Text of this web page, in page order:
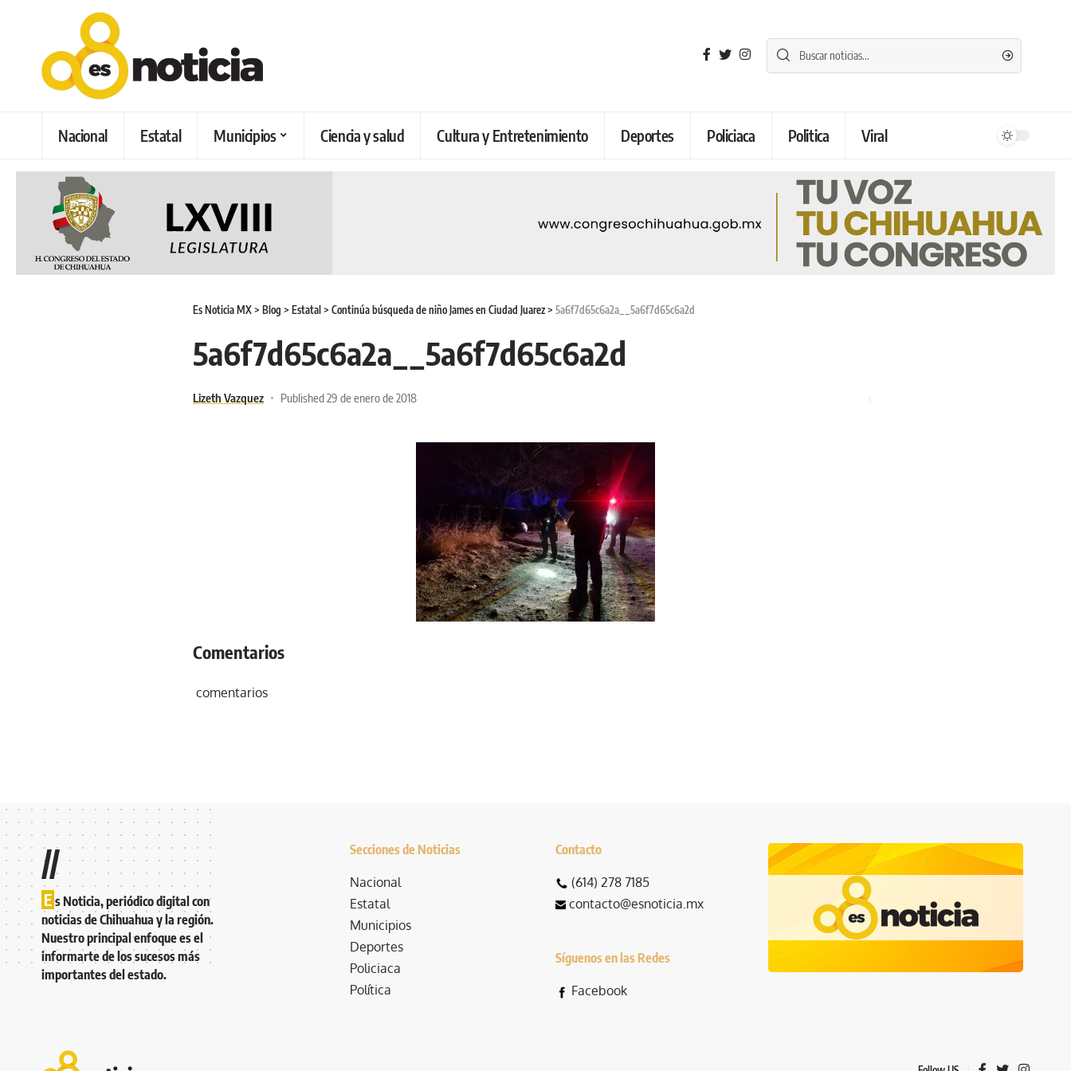
Nacional Estatal Municipios Ciencia y salud Cultura y Entretenimiento Deportes Policiaca Politica Viral
Es Noticia MX> Blog > Estatal > Continúa búsqueda de niño James en Ciudad Juarez> 5a6f7d65c6a2a__5a6f7d65c6a2d
5a6f7d65c6a2a__5a6f7d65c6a2d
Lizeth Vazquez Published 29 de enero de 2018
Comentarios
comentarios
//
E s Noticia, periódico digital con
noticias de Chihuahua y la región.
Nuestro principal enfoque es el
informarte de los sucesos más
importantes del estado.
Secciones de Noticias
Nacional
Estatal
Municipios
Deportes
Policiaca
Política
Contacto
(614) 278 7185
contacto@esnoticia.mx
Síguenos en las Redes
Facebook